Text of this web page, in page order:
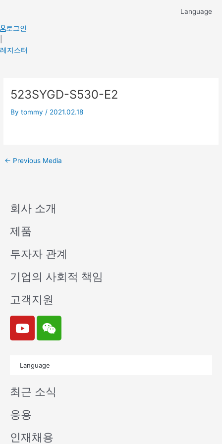
content
Language
로그인
레지스터
523SYGD-S530-E2
Bytommy / 2021.02.18
navigation
← Previous Media
회사 소개
제품
투자자 관계
기업의 사회적 책임
고객지원
Y
o
u
e
W
e
i
n
Language
최근 소식
응용
인재채용